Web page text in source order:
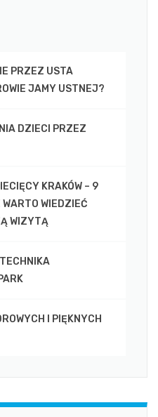
PRZEZ USTA
JAMY USTNEJ?
DZIECI PRZEZ
KRAKÓW – 9
WIEDZIEĆ
WIZYTĄ
I PIĘKNYCH